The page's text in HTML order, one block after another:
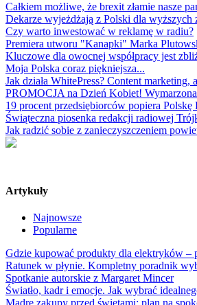
Całkiem możliwe, że brexit złamie nasze
Dekarze wyjeżdżają z Polski dla wyższych
Czy warto inwestować w reklamę w radiu?
Premiera utworu "Kanapki" Marka
Kluczowe dla owocnej współpracy jest
Moja Polska coraz piękniejsza...
Jak działa WhitePress? Content marketing,
PROMOCJA na Dzień Kobiet!
19 procent przedsiębiorców popiera Polskę
Świąteczna piosenka redakcji radiowej
Jak radzić sobie z zanieczyszczeniem
Artykuły
Najnowsze
Popularne
Gdzie kupować produkty dla elektryków
Ratunek w płynie. Kompletny poradnik
Spotkanie autorskie z Margaret Mincer
Światło, kadr i emocje. Jak wybrać